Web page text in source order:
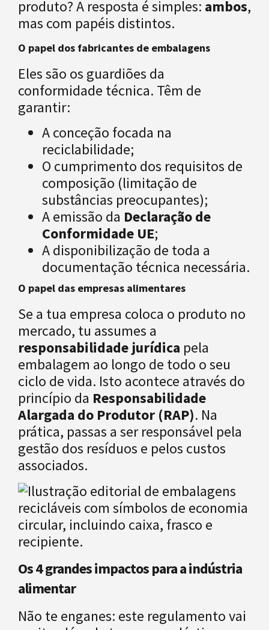
produto? A resposta é simples: ambos,
mas com papéis distintos.
O papel dos fabricantes de embalagens
Eles são os guardiões da
conformidade técnica. Têm de
garantir:
A conceção focada na
reciclabilidade;
O cumprimento dos requisitos de
composição (limitação de
substâncias preocupantes);
A emissão da Declaração de
Conformidade UE;
A disponibilização de toda a
documentação técnica necessária.
O papel das empresas alimentares
Se a tua empresa coloca o produto no
mercado, tu assumes a
responsabilidade jurídica pela
embalagem ao longo de todo o seu
ciclo de vida. Isto acontece através do
princípio da Responsabilidade
Alargada do Produtor (RAP). Na
prática, passas a ser responsável pela
gestão dos resíduos e pelos custos
associados.
Os 4 grandes impactos para a indústria
alimentar
Não te enganes: este regulamento vai